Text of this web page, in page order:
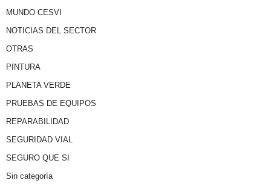
MUNDO CESVI
NOTICIAS DEL SECTOR
OTRAS
PINTURA
PLANETA VERDE
PRUEBAS DE EQUIPOS
REPARABILIDAD
SEGURIDAD VIAL
SEGURO QUE SI
Sin categoría